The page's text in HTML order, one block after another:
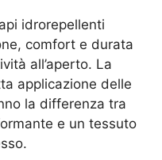
idrorepellenti
comfort e durata
all’aperto. La
applicazione delle
la differenza tra
e un tessuto